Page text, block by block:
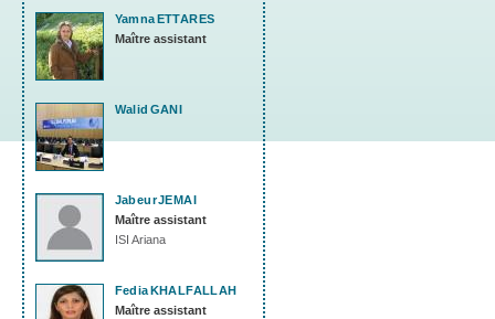
YamnaETTARES
Maître assistant
Walid GANI
JabeurJEMAI
Maître assistant
ISI Ariana
FediaKHALFALLAH
Maître assistant